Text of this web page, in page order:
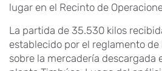
lugar en el Recinto de
La partida de 35.530 kilos
establecido por el reglamento
sobre la mercadería descargada